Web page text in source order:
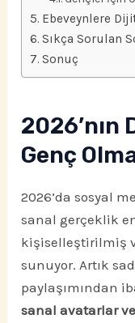
Ebeveynlere
Sıkça Sorulan
Sonuç
2026’nın
Genç
2026’da sosyal
sanal gerçeklik
kişiselleştirilmiş
sunuyor. Artık
paylaşımından
sanal avatarlar